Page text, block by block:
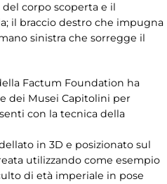
corpo scoperta e il
il braccio destro che impugna
sinistra che sorregge il
Factum Foundation ha
dei Musei Capitolini per
con la tecnica della
in 3D e posizionato sul
utilizzando come esempio
di età imperiale in pose